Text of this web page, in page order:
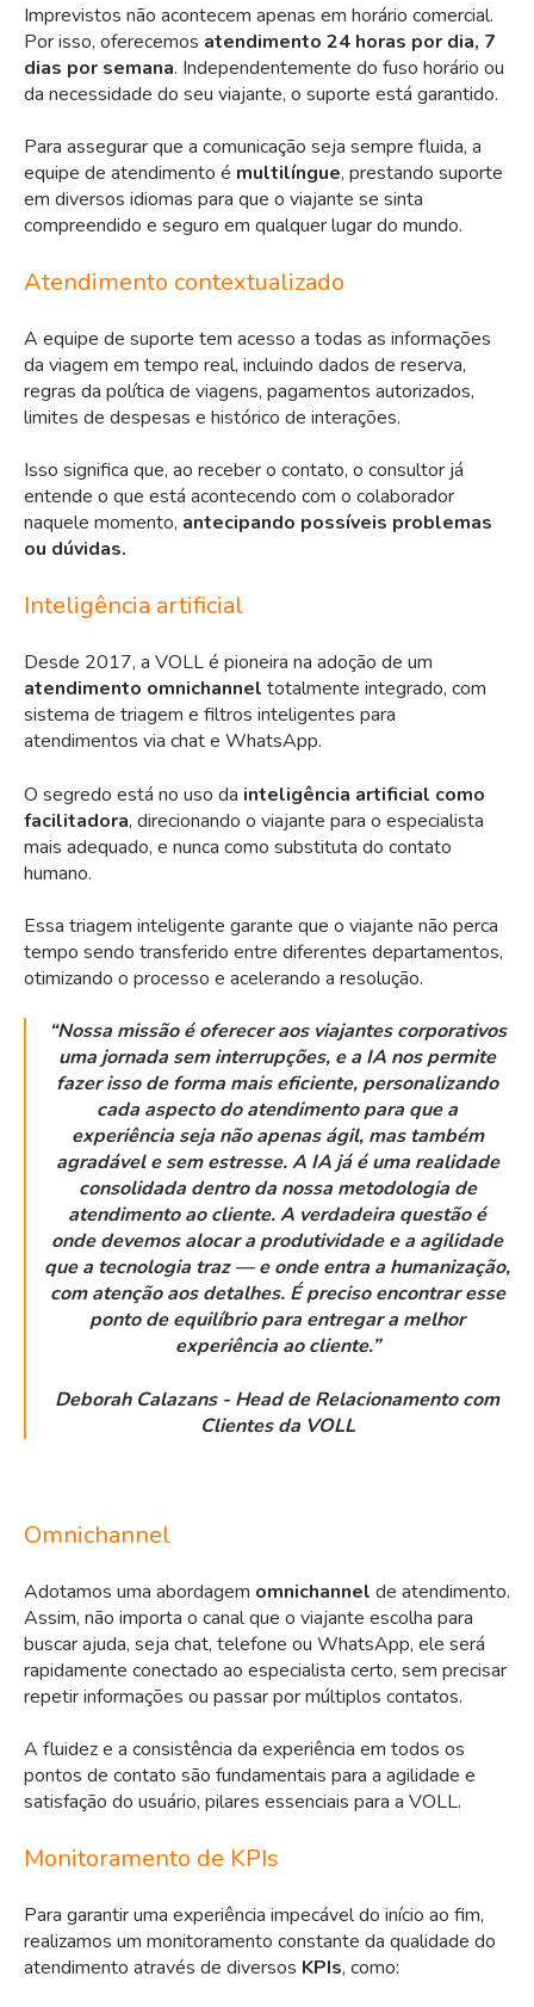
Imprevistos não acontecem apenas em horário comercial.
Por isso, oferecemos atendimento 24 horas por dia, 7
dias por semana. Independentemente do fuso horário ou
da necessidade do seu viajante, o suporte está garantido.
Para assegurar que a comunicação seja sempre fluida, a
equipe de atendimento é multilíngue, prestando suporte
em diversos idiomas para que o viajante se sinta
compreendido e seguro em qualquer lugar do mundo.
Atendimento contextualizado
A equipe de suporte tem acesso a todas as informações
da viagem em tempo real, incluindo dados de reserva,
regras da política de viagens, pagamentos autorizados,
limites de despesas e histórico de interações.
Isso significa que, ao receber o contato, o consultor já
entende o que está acontecendo com o colaborador
naquele momento, antecipando possíveis problemas
ou dúvidas.
Inteligência artificial
Desde 2017, a VOLL é pioneira na adoção de um
atendimento omnichannel totalmente integrado, com
sistema de triagem e filtros inteligentes para
atendimentos via chat e WhatsApp.
O segredo está no uso da inteligência artificial como
facilitadora, direcionando o viajante para o especialista
mais adequado, e nunca como substituta do contato
humano.
Essa triagem inteligente garante que o viajante não perca
tempo sendo transferido entre diferentes departamentos,
otimizando o processo e acelerando a resolução.
“Nossa missão é oferecer aos viajantes corporativos
uma jornada sem interrupções, e a IA nos permite
fazer isso de forma mais eficiente, personalizando
cada aspecto do atendimento para que a
experiência seja não apenas ágil, mas também
agradável e sem estresse. A IA já é uma realidade
consolidada dentro da nossa metodologia de
atendimento ao cliente. A verdadeira questão é
onde devemos alocar a produtividade e a agilidade
que a tecnologia traz — e onde entra a humanização,
com atenção aos detalhes. É preciso encontrar esse
ponto de equilíbrio para entregar a melhor
experiência ao cliente.”
Deborah Calazans - Head de Relacionamento com
Clientes da VOLL
Omnichannel
Adotamos uma abordagem omnichannel de atendimento.
Assim, não importa o canal que o viajante escolha para
buscar ajuda, seja chat, telefone ou WhatsApp, ele será
rapidamente conectado ao especialista certo, sem precisar
repetir informações ou passar por múltiplos contatos.
A fluidez e a consistência da experiência em todos os
pontos de contato são fundamentais para a agilidade e
satisfação do usuário, pilares essenciais para a VOLL.
Monitoramento de KPIs
Para garantir uma experiência impecável do início ao fim,
realizamos um monitoramento constante da qualidade do
atendimento através de diversos KPIs, como: